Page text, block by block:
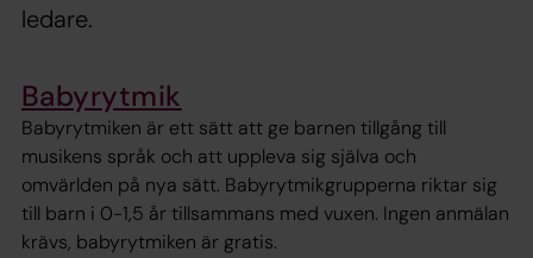
ledare.
Babyrytmik
Babyrytmiken är ett sätt att ge barnen tillgång till
musikens språk och att uppleva sig själva och
omvärlden på nya sätt. Babyrytmikgrupperna riktar sig
till barn i 0-1,5 år tillsammans med vuxen. Ingen anmälan
krävs, babyrytmiken är gratis.